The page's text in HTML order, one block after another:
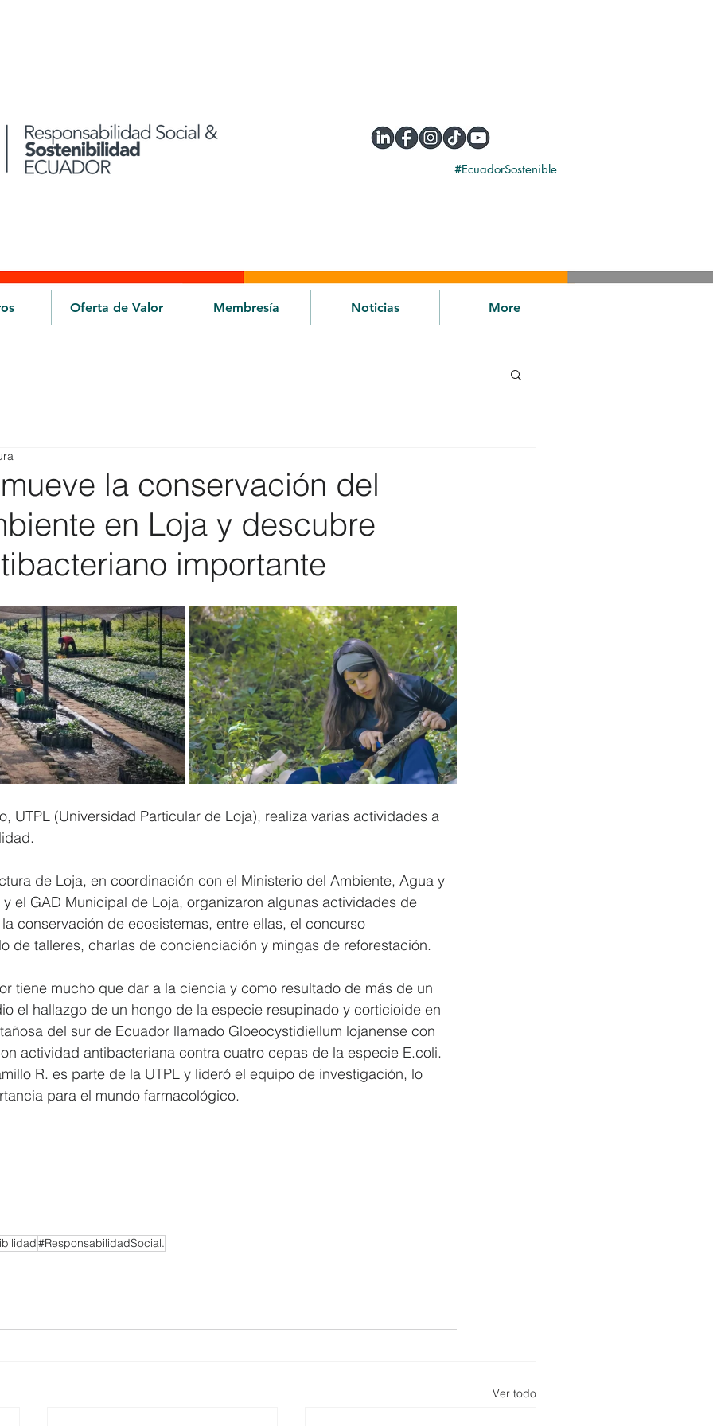
#EcuadorSostenible
Oferta de Valor Membresía Noticias More
la conservación del
en Loja y descubre
importante
UTPL (Universidad Particular de Loja), realiza varias actividades a
de Loja, en coordinación con el Ministerio del Ambiente, Agua y
el GAD Municipal de Loja, organizaron algunas actividades de
conservación de ecosistemas, entre ellas, el concurso
de talleres, charlas de concienciación y mingas de reforestación.
tiene mucho que dar a la ciencia y como resultado de más de un
el hallazgo de un hongo de la especie resupinado y corticioide en
del sur de Ecuador llamado Gloeocystidiellum lojanense con
actividad antibacteriana contra cuatro cepas de la especie E.coli.
R. es parte de la UTPL y lideró el equipo de investigación, lo
para el mundo farmacológico.
#ResponsabilidadSocial.
Ver todo